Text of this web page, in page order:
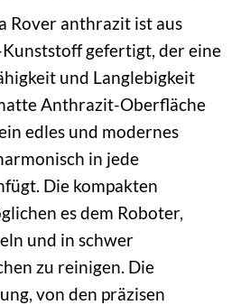
Rover anthrazit ist aus
gefertigt, der eine
und Langlebigkeit
Anthrazit-Oberfläche
edles und modernes
in jede
Die kompakten
es dem Roboter,
und in schwer
zu reinigen. Die
von den präzisen